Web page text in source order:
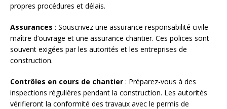
propres procédures et délais.
Assurances : Souscrivez une assurance responsabilité civile
maître d’ouvrage et une assurance chantier. Ces polices sont
souvent exigées par les autorités et les entreprises de
construction.
Contrôles en cours de chantier : Préparez-vous à des
inspections régulières pendant la construction. Les autorités
vérifieront la conformité des travaux avec le permis de